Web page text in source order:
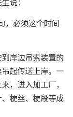
说：
，必须这个时间
岸边吊索装置的
起传送上岸。一
，进入加工厂，
梗丝、梗段等成